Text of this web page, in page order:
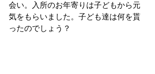
会い。入所のお年寄りは子どもから元
気をもらいました。子ども達は何を貰
ったのでしょう？